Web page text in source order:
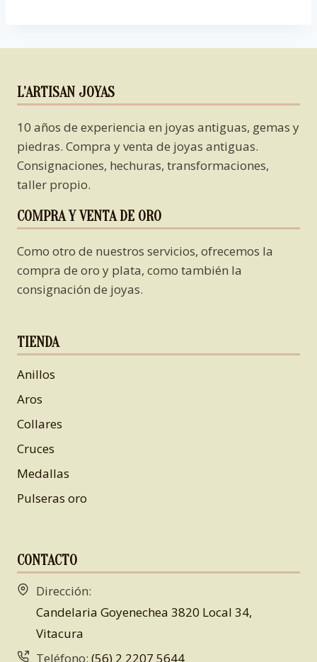
L’ARTISAN JOYAS
10 años de experiencia en joyas antiguas, gemas y
piedras. Compra y venta de joyas antiguas.
Consignaciones, hechuras, transformaciones,
taller propio.
COMPRA Y VENTA DE ORO
Como otro de nuestros servicios, ofrecemos la
compra de oro y plata, como también la
consignación de joyas.
TIENDA
Anillos
Aros
Collares
Cruces
Medallas
Pulseras oro
CONTACTO
Dirección:
Candelaria Goyenechea 3820 Local 34,
Vitacura
Teléfono: (56) 2 2207 5644